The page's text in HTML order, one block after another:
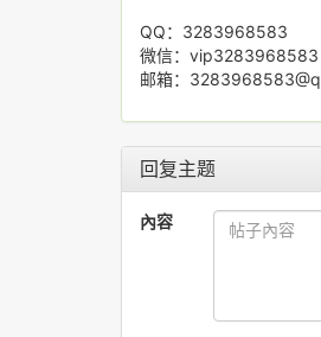
QQ：3283968583
微信：vip3283968583
邮箱：
回复主题
內容